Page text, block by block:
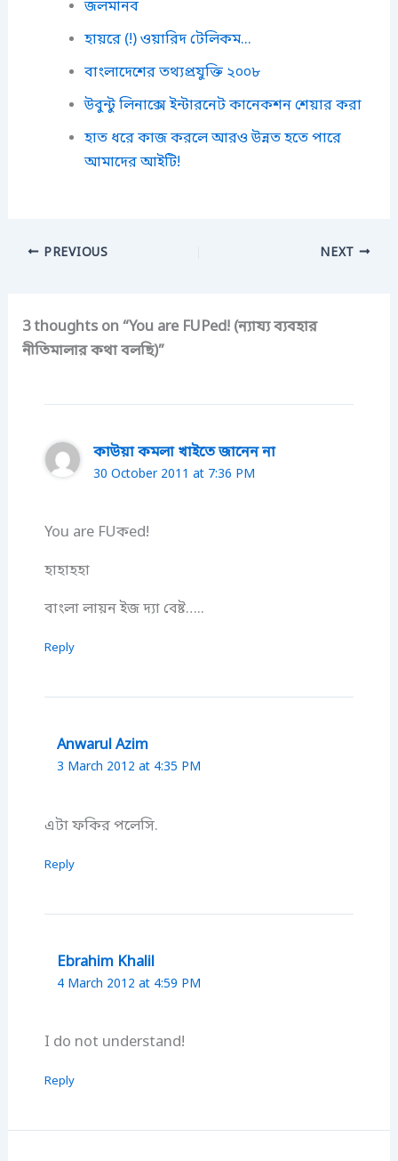
জলমানব
হায়রে (!) ওয়ারিদ টেলিকম...
বাংলাদেশের তথ্যপ্রযুক্তি ২০০৮
উবুন্টু লিনাক্সে ইন্টারনেট কানেকশন শেয়ার করা
হাত ধরে কাজ করলে আরও উন্নত হতে পারে
আমাদের আইটি!
PREVIOUS NEXT
3 thoughts on “You are FUPed! (ন্যায্য ব্যবহার
নীতিমালার কথা বলছি)”
কাউয়া কমলা খাইতে জানেন না
30 October 2011 at 7:36 PM
You are FUকed!
হাহাহহা
বাংলা লায়ন ইজ দ্যা বেষ্ট…..
Reply
Anwarul Azim
3 March 2012 at 4:35 PM
এটা ফকির পলেসি.
Reply
Ebrahim Khalil
4 March 2012 at 4:59 PM
I do not understand!
Reply